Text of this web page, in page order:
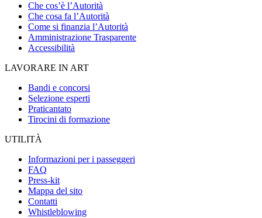
Che cos’è l’Autorità
Che cosa fa l’Autorità
Come si finanzia l’Autorità
Amministrazione Trasparente
Accessibilità
LAVORARE IN ART
Bandi e concorsi
Selezione esperti
Praticantato
Tirocini di formazione
UTILITÀ
Informazioni per i passeggeri
FAQ
Press-kit
Mappa del sito
Contatti
Whistleblowing